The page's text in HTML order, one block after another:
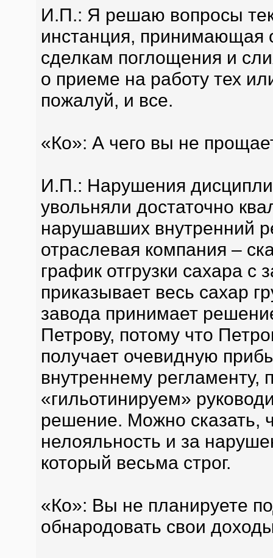
И.П.: Я решаю вопросы
инстанция, принимающая
сделкам поглощения и
о приеме на работу тех
пожалуй, и все.
«Ко»: А чего вы не
И.П.: Нарушения
увольняли достаточно
нарушавших внутренний
отраслевая компания –
график отгрузки сахара с
приказывает весь сахар
завода принимает
Петрову, потому что
получает очевидную
внутреннему регламенту,
«гильотинируем»
решение. Можно сказать,
нелояльность и за
который весьма строг.
«Ко»: Вы не планируете
обнародовать свои